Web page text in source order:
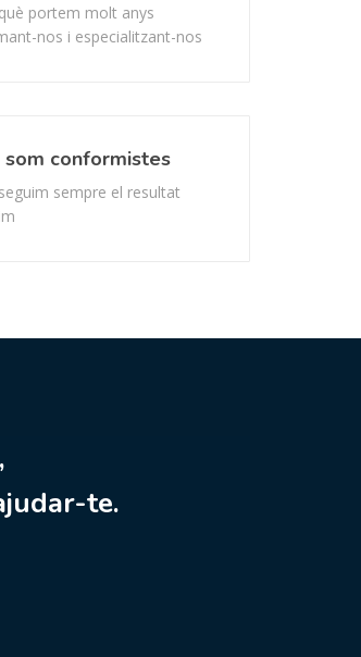
portem molt anys
nos i especialitzant-nos
som conformistes
sempre el resultat
te.